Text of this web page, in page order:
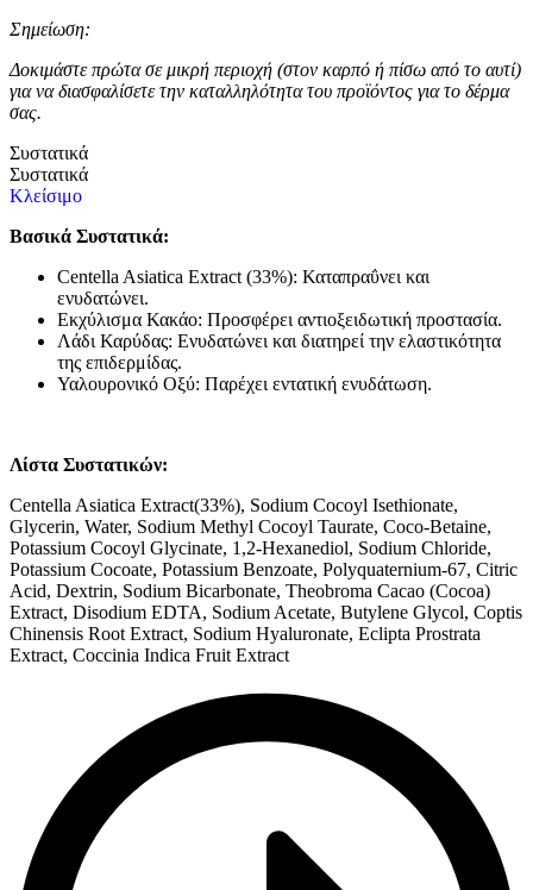
Σημείωση:
Δοκιμάστε πρώτα σε μικρή περιοχή (στον καρπό ή πίσω από το αυτί)
για να διασφαλίσετε την καταλληλότητα του προϊόντος για το δέρμα
σας.
Συστατικά
Συστατικά
Κλείσιμο
Βασικά Συστατικά:
Centella Asiatica Extract (33%): Καταπραΰνει και
ενυδατώνει.
Εκχύλισμα Κακάο: Προσφέρει αντιοξειδωτική προστασία.
Λάδι Καρύδας: Ενυδατώνει και διατηρεί την ελαστικότητα
της επιδερμίδας.
Υαλουρονικό Οξύ: Παρέχει εντατική ενυδάτωση.
Λίστα Συστατικών:
Centella Asiatica Extract(33%), Sodium Cocoyl Isethionate,
Glycerin, Water, Sodium Methyl Cocoyl Taurate, Coco-Betaine,
Potassium Cocoyl Glycinate, 1,2-Hexanediol, Sodium Chloride,
Potassium Cocoate, Potassium Benzoate, Polyquaternium-67, Citric
Acid, Dextrin, Sodium Bicarbonate, Theobroma Cacao (Cocoa)
Extract, Disodium EDTA, Sodium Acetate, Butylene Glycol, Coptis
Chinensis Root Extract, Sodium Hyaluronate, Eclipta Prostrata
Extract, Coccinia Indica Fruit Extract